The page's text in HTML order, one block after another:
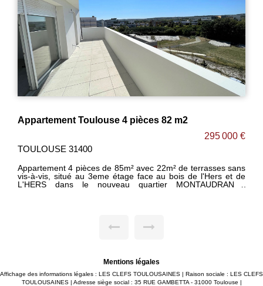
Toulouse 4 pièces 82 m2
31400
4 pièces de 85m² avec 22m² de terrasses sans
au 3eme étage face au bois de l'Hers et de
le nouveau quartier MONTAUDRAN /
l'italienne et sèche serviettes. -WC séparé. -2
DISPONIBLE
en dernier
revenus ] Appartement 4 pièces de 112m² [93m² carrez] en
Mentions légales
Affichage des informations légales : LES CLEFS TOULOUSAINES | Raison sociale : LES CLEFS
TOULOUSAINES | Adresse siège social : 35 RUE GAMBETTA - 31000 Toulouse |